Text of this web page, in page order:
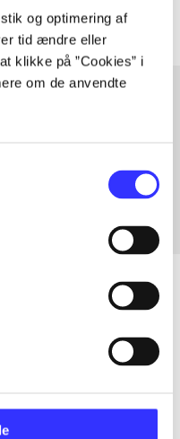
og optimering af
tid ændre eller
klikke på ”Cookies” i
om de anvendte